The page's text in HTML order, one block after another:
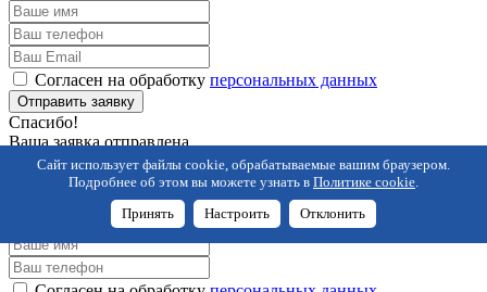
Согласен на обработку персональных данных
Отправить заявку
Спасибо!
Ваша заявка отправлена,
ожидайте звонка
Заказать звонок
Оставьте заявку, мы перезвоним вам для консультации
Сайт использует файлы cookie, обрабатываемые вашим браузером.
Подробнее об этом вы можете узнать в Политике cookie.
Принять Настроить Отклонить